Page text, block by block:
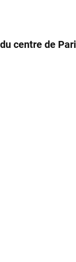
centre de